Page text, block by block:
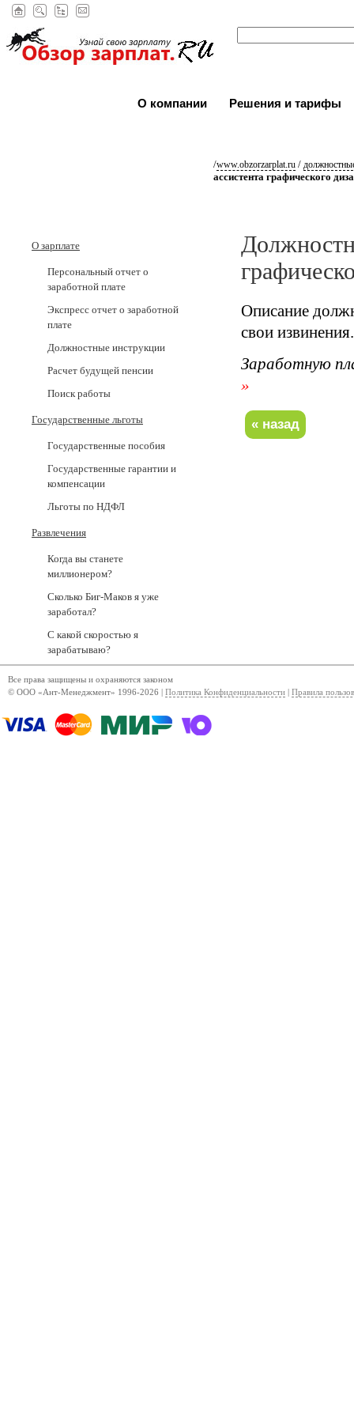
О компании Решения и тарифы
/www.obzorzarplat.ru /
ассистента графического
О зарплате
Персональный отчет о
заработной плате
Экспресс отчет о заработной
плате
Должностные инструкции
Расчет будущей пенсии
Поиск работы
Государственные льготы
Государственные пособия
Государственные гарантии и
компенсации
Льготы по НДФЛ
Развлечения
Когда вы станете
миллионером?
Сколько Биг-Маков я уже
заработал?
С какой скоростью я
зарабатываю?
Описание
свои извинения.
Заработную
»
Все права защищены и охраняются законом
© ООО «Ант-Менеджмент» 1996-2026 | Политика Конфиденциальности Правила